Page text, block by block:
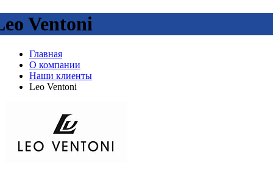
Ventoni
Главная
О компании
Наши клиенты
Leo Ventoni